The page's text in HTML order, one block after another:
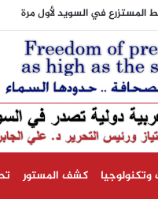
ستكون أدفأ من المعدلات
كشف المستور